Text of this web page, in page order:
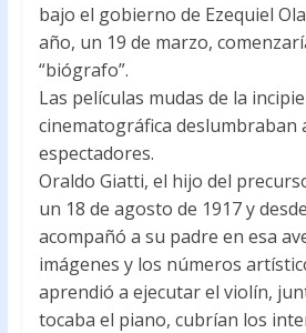
bajo el gobierno de Ezequiel
año, un 19 de marzo,
“biógrafo”.
Las películas mudas de la
cinematográfica deslumbraban
espectadores.
Oraldo Giatti, el hijo del
un 18 de agosto de 1917 y
acompañó a su padre en esa
imágenes y los números
aprendió a ejecutar el violín,
tocaba el piano, cubrían los